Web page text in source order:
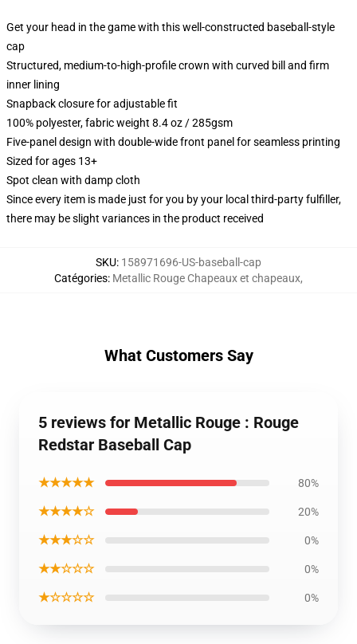
Get your head in the game with this well-constructed baseball-style
cap
Structured, medium-to-high-profile crown with curved bill and firm
inner lining
Snapback closure for adjustable fit
100% polyester, fabric weight 8.4 oz / 285gsm
Five-panel design with double-wide front panel for seamless printing
Sized for ages 13+
Spot clean with damp cloth
Since every item is made just for you by your local third-party fulfiller,
there may be slight variances in the product received
SKU: 158971696-US-baseball-cap
Catégories: Metallic Rouge Chapeaux et chapeaux,
What Customers Say
5 reviews for Metallic Rouge : Rouge
Redstar Baseball Cap
★★★★★ 80%
★★★★☆ 20%
★★★☆☆ 0%
★★☆☆☆ 0%
★☆☆☆☆ 0%